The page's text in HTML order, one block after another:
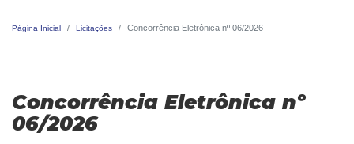
Página Inicial Licitações Concorrência Eletrônica nº 06/2026
Concorrência Eletrônica nº
06/2026